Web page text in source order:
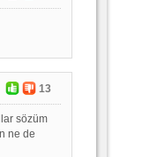
13
sözüm
ne de